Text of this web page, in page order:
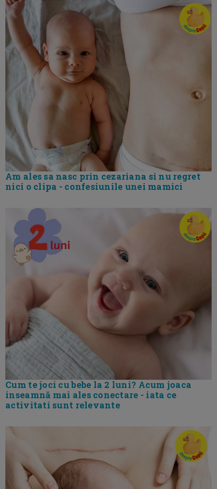
Am ales sa nasc prin cezariana si nu regret
nici o clipa - confesiunile unei mamici
Cum te joci cu bebe la 2 luni? Acum joaca
inseamnă mai ales conectare - iata ce
activitati sunt relevante